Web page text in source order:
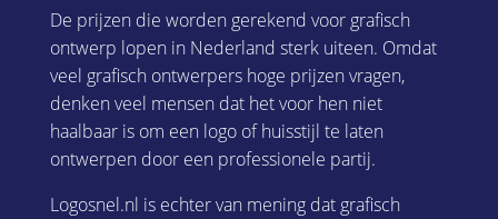
De prijzen die worden gerekend voor grafisch
ontwerp lopen in Nederland sterk uiteen. Omdat
veel grafisch ontwerpers hoge prijzen vragen,
denken veel mensen dat het voor hen niet
haalbaar is om een logo of huisstijl te laten
ontwerpen door een professionele partij.
Logosnel.nl is echter van mening dat grafisch